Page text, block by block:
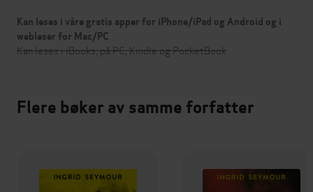
Kan leses i våre gratis apper for iPhone/iPad og Android og i
webleser for Mac/PC
Kan leses i iBooks, på PC, Kindle og PocketBook
Flere bøker av samme forfatter